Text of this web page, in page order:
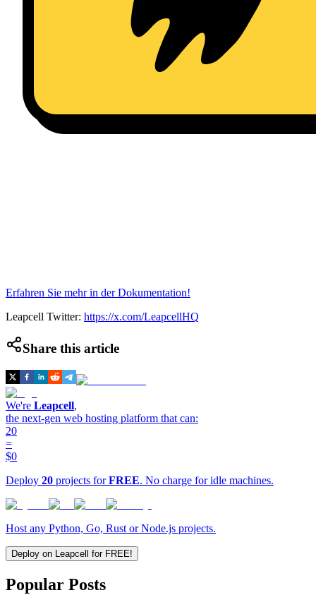
Erfahren Sie mehr in der Dokumentation!
Leapcell Twitter: https://x.com/LeapcellHQ
Share this article
We're Leapcell,
the next-gen web hosting platform that can:
20
=
$0
Deploy 20 projects forFREE. No charge for idle machines.
Host any Python, Go, Rust or Node.js projects.
Deploy on Leapcell for FREE!
Popular Posts